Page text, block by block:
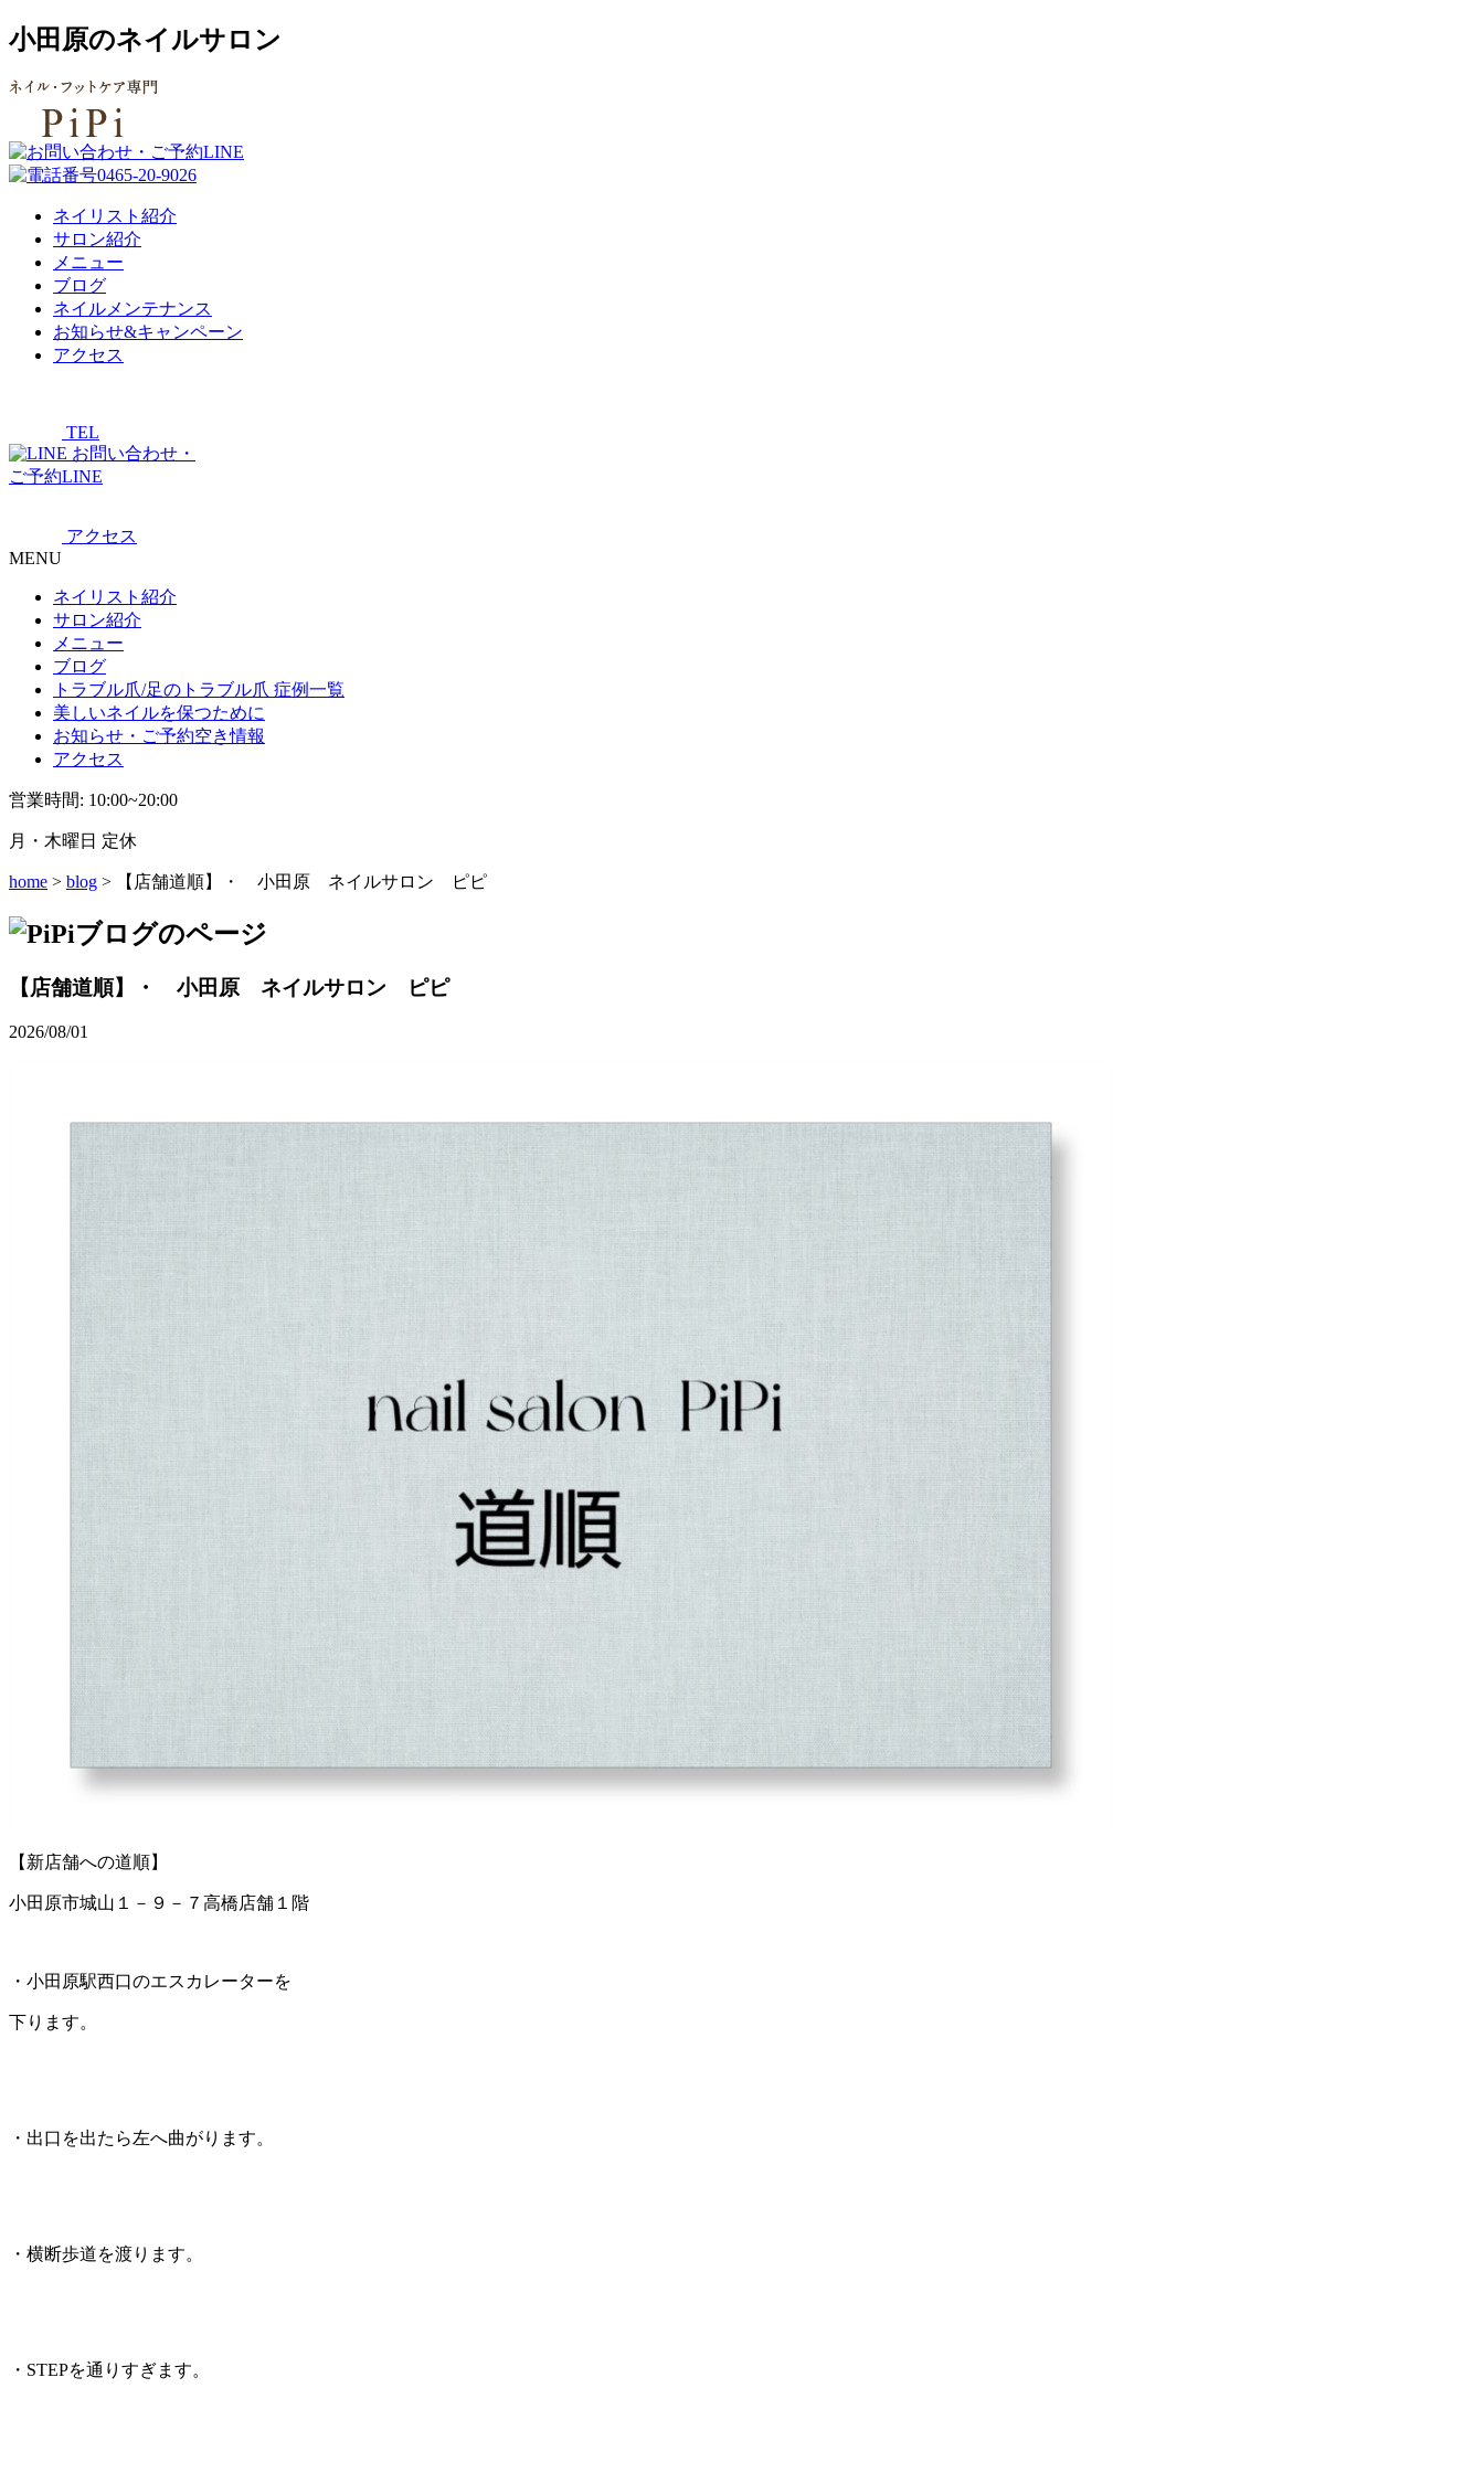
小田原のネイルサロン
ネイリスト紹介
サロン紹介
メニュー
ブログ
ネイルメンテナンス
お知らせ&キャンペーン
アクセス
TEL
お問い合わせ・
ご予約LINE
アクセス
MENU
ネイリスト紹介
サロン紹介
メニュー
ブログ
トラブル爪/足のトラブル爪 症例一覧
美しいネイルを保つために
お知らせ・ご予約空き情報
アクセス
営業時間: 10:00~20:00
月・木曜日 定休
home > blog > 【店舗道順】・ 小田原 ネイルサロン ピピ
【店舗道順】・ 小田原 ネイルサロン ピピ
2026/08/01
【新店舗への道順】
小田原市城山１－９－７高橋店舗１階
・小田原駅西口のエスカレーターを
下ります。
・出口を出たら左へ曲がります。
・横断歩道を渡ります。
・STEPを通りすぎます。